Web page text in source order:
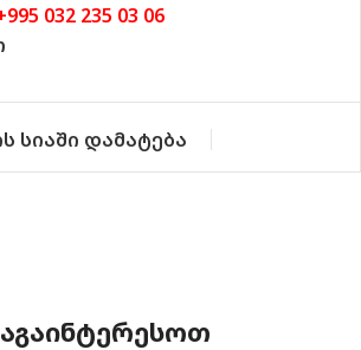
032 235 03 06
სიაში დამატება